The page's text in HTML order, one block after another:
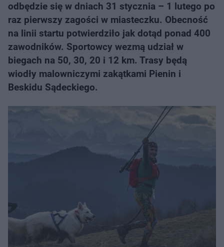
odbędzie się w dniach 31 stycznia – 1 lutego po
raz pierwszy zagości w miasteczku. Obecność
na linii startu potwierdziło jak dotąd ponad 400
zawodników. Sportowcy wezmą udział w
biegach na 50, 30, 20 i 12 km. Trasy będą
wiodły malowniczymi zakątkami Pienin i
Beskidu Sądeckiego.